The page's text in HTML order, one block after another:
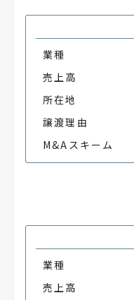
業種
売上高
所在地
譲渡理由
M&Aスキーム
業種
売上高